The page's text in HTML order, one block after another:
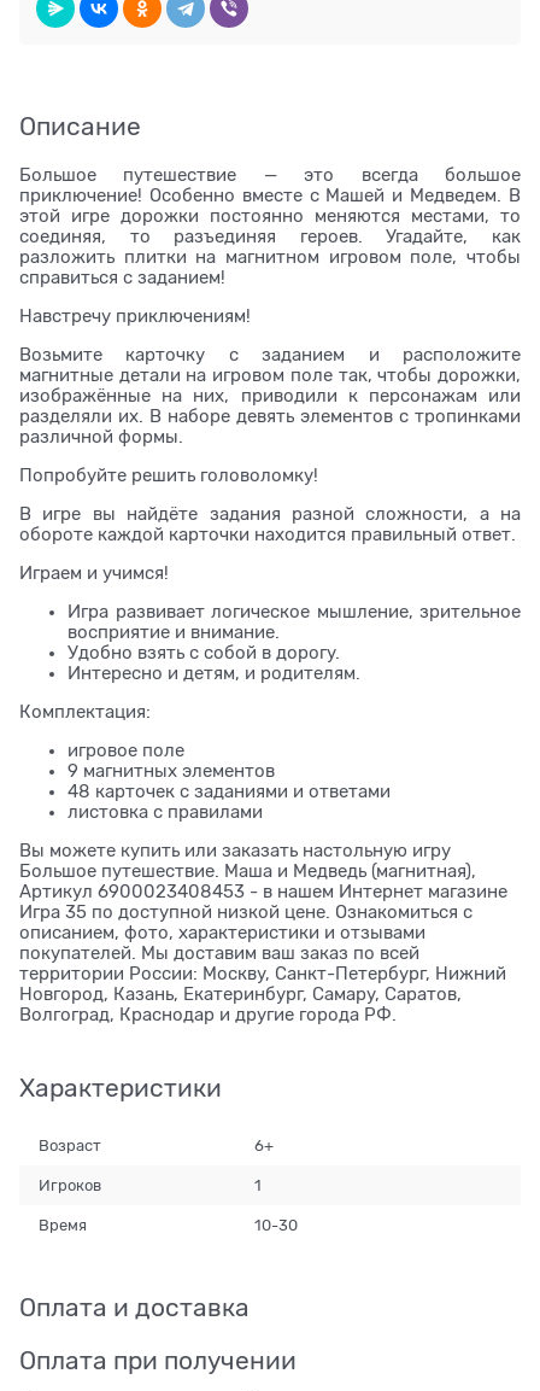
Описание
Большое путешествие — это всегда большое
приключение! Особенно вместе с Машей и Медведем. В
этой игре дорожки постоянно меняются местами, то
соединяя, то разъединяя героев. Угадайте, как
разложить плитки на магнитном игровом поле, чтобы
справиться с заданием!
Навстречу приключениям!
Возьмите карточку с заданием и расположите
магнитные детали на игровом поле так, чтобы дорожки,
изображённые на них, приводили к персонажам или
разделяли их. В наборе девять элементов с тропинками
различной формы.
Попробуйте решить головоломку!
В игре вы найдёте задания разной сложности, а на
обороте каждой карточки находится правильный ответ.
Играем и учимся!
Игра развивает логическое мышление, зрительное
восприятие и внимание.
Удобно взять с собой в дорогу.
Интересно и детям, и родителям.
Комплектация:
игровое поле
9 магнитных элементов
48 карточек с заданиями и ответами
листовка с правилами
Вы можете купить или заказать настольную игру
Большое путешествие. Маша и Медведь (магнитная),
Артикул 6900023408453 - в нашем Интернет магазине
Игра 35 по доступной низкой цене. Ознакомиться с
описанием, фото, характеристики и отзывами
покупателей. Мы доставим ваш заказ по всей
территории России: Москву, Санкт-Петербург, Нижний
Новгород, Казань, Екатеринбург, Самару, Саратов,
Волгоград, Краснодар и другие города РФ.
Характеристики
Возраст 6+
Игроков 1
Время 10-30
Оплата и доставка
Оплата при получении